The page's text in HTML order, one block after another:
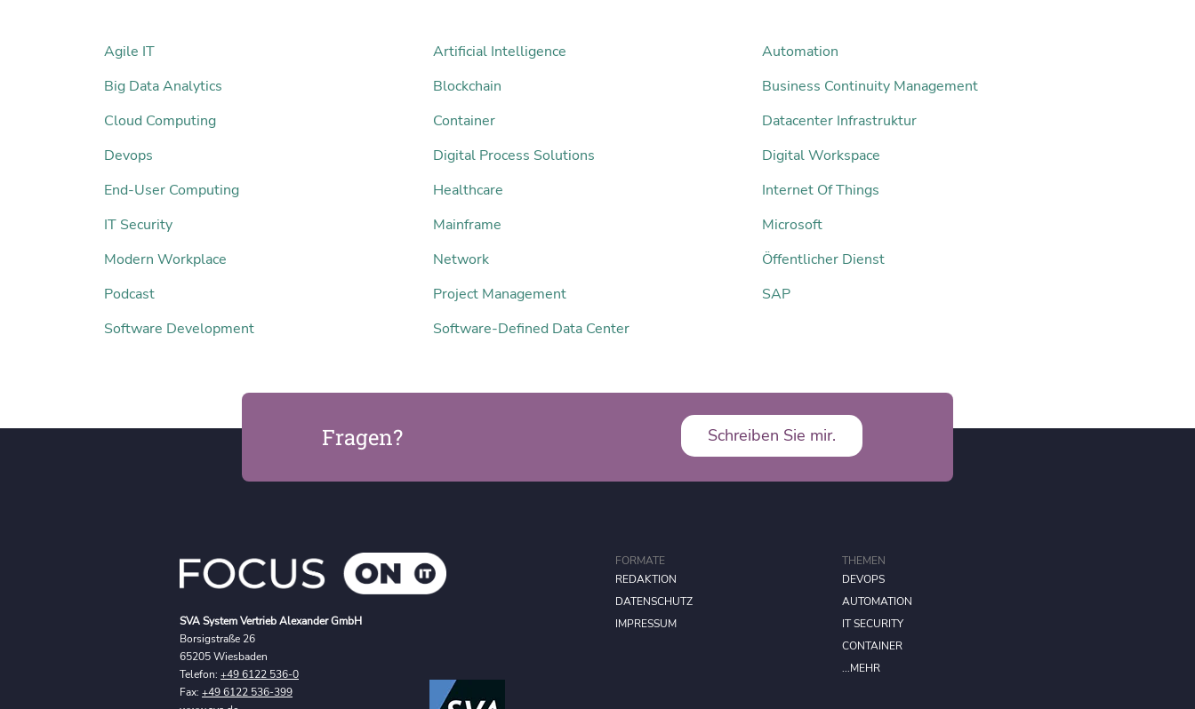
Agile IT Artificial Intelligence
Automation
Big Data Analytics
Blockchain
Business Continuity Management
Cloud Computing
Container
Datacenter Infrastruktur
Devops
Digital Process Solutions
Digital Workspace
End-User Computing
Healthcare
Internet Of Things
IT Security
Mainframe
Microsoft
Modern Workplace
Network
Öffentlicher Dienst
Podcast
Project Management
SAP
Software Development
Software-Defined Data Center
Fragen? Schreiben Sie mir.
SVA System Vertrieb Alexander GmbH
Borsigstraße 26
65205 Wiesbaden
Telefon: +49 6122 536-0
Fax: +49 6122 536-399
FORMATE
REDAKTION
DATENSCHUTZ
IMPRESSUM
THEMEN
DEVOPS
AUTOMATION
IT SECURITY
CONTAINER
...MEHR